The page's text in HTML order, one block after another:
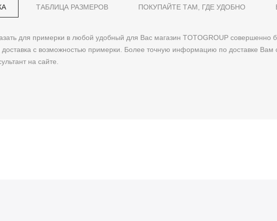
для примерки в любой удобный для Вас магазин TOTOGROUP совершенно
доставка с возможностью примерки. Более точную информацию по доставке
на сайте.
ТАБЛИЦА РАЗМЕРОВ ПОКУПАЙТЕ ТАМ, ГДЕ УДОБНО